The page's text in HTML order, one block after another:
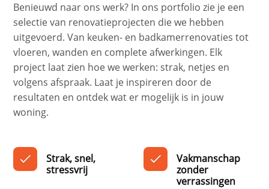
Benieuwd naar ons werk? In ons portfolio zie je een
selectie van renovatieprojecten die we hebben
uitgevoerd. Van keuken- en badkamerrenovaties tot
vloeren, wanden en complete afwerkingen. Elk
project laat zien hoe we werken: strak, netjes en
volgens afspraak. Laat je inspireren door de
resultaten en ontdek wat er mogelijk is in jouw
woning.
Strak, snel,
stressvrij
Vakmanschap
zonder
verrassingen